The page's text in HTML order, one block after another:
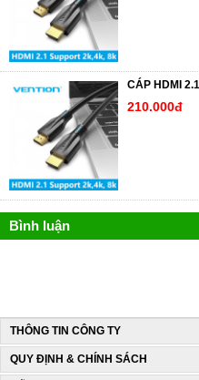
CÁP HDMI
210.000đ
Bình luận
THÔNG TIN CÔNG TY
QUY ĐỊNH & CHÍNH SÁCH